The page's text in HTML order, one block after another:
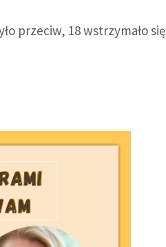
przeciw, 18 wstrzymało się